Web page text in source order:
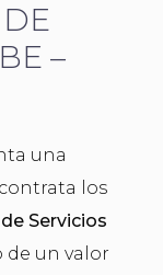
–
una
los
Servicios
de un valor